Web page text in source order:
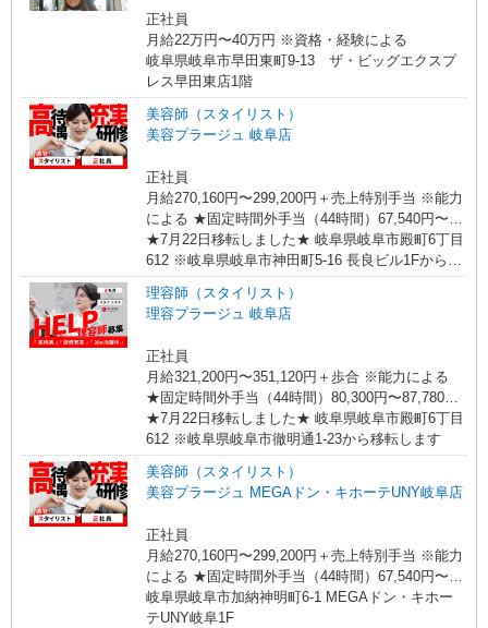
正社員
月給22万円〜40万円 ※資格・経験による
岐阜県岐阜市早田東町9-13 ザ・ビッグエクスプ
レス早田東店1階
美容師（スタイリスト）
美容プラージュ 岐阜店
正社員
月給270,160円〜299,200円＋売上特別手当 ※能力
による ★固定時間外手当（44時間）67,540円〜
74,800円（勤務地による）含む。超過分別途支
給。 ※特別条項付協定締結済 ★月給例 休日出勤
含む25日出社の場合 トップスタイリスト（20代
入社4年） 月給59.7万円/固定給270,160円＋特別手
当258,840円＋その他手当68,000円 ・売上特別手
特別手当は店舗売上に応じて支給 ※万が一、最低
賃金を下回る場合は調整手当で補填します。
★7月22日移転しました★ 岐阜県岐阜市殿町6丁目
612 ※岐阜県岐阜市神田町5-16 長良ビル1Fから移
転します
理容師（スタイリスト）
理容プラージュ 岐阜店
正社員
月給321,200円〜351,120円＋歩合 ※能力による
★固定時間外手当（44時間）80,300円〜87,780円
（勤務地による）含む。超過分別途支給。 ※特別
条項付協定締結済 ★月給例 休日出勤含む25日出
社の場合 トップスタイリスト（20代 入社5年） 月
給61.2万円/固定給321,200円＋歩合240,800円＋そ
の他手当50,000円 ・歩合0円〜382,000円（2025年
万が一、最低賃金を下回る場合は調整手当で補填
します。
★7月22日移転しました★ 岐阜県岐阜市殿町6丁目
612 ※岐阜県岐阜市徹明通1-23から移転します
美容師（スタイリスト）
美容プラージュ MEGAドン・キホーテUNY岐阜店
正社員
月給270,160円〜299,200円＋売上特別手当 ※能力
による ★固定時間外手当（44時間）67,540円〜
74,800円（勤務地による）含む。超過分別途支
給。 ※特別条項付協定締結済 ★月給例 休日出勤
岐阜県岐阜市加納神明町6-1 MEGAドン・キホー
テUNY岐阜1F